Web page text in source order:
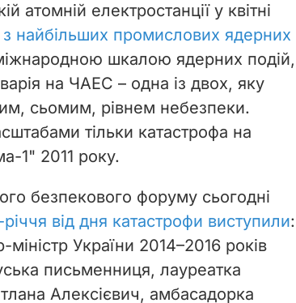
атомній електростанції у квітні
з найбільших промислових ядерних
шкалою ядерних подій,
на ЧАЕС – одна із двох, яку
сьомим, рівнем небезпеки.
тільки катастрофа на
1" 2011 року.
безпекового форуму сьогодні
від дня катастрофи виступили:
України 2014–2016 років
письменниця, лауреатка
Алексієвич, амбасадорка